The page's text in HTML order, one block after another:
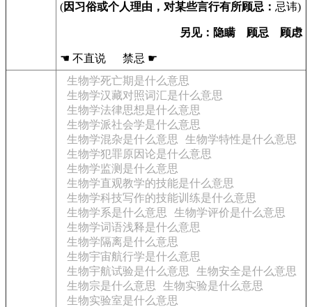
(因习俗或个人理由，对某些言行有所顾忌： 忌讳)
另见：隐瞒 顾忌 顾虑
☚ 不直说 禁忌 ☛
生物学死亡期是什么意思
生物学汉藏对照词汇是什么意思
生物学法律思想是什么意思
生物学派社会学是什么意思
生物学混杂是什么意思
生物学特性是什么意思
生物学犯罪原因论是什么意思
生物学监测是什么意思
生物学直观教学的技能是什么意思
生物学科技写作的技能训练是什么意思
生物学系是什么意思
生物学评价是什么意思
生物学词语浅释是什么意思
生物学隔离是什么意思
生物宇宙航行学是什么意思
生物宇航试验是什么意思
生物安全是什么意思
生物宗是什么意思
生物实验是什么意思
生物实验室是什么意思